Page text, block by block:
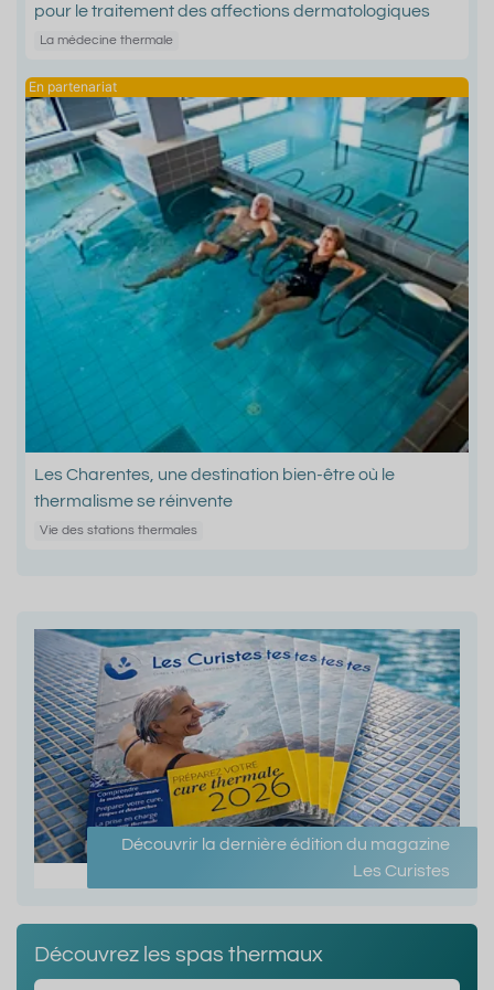
pour le traitement des affections dermatologiques
La médecine thermale
Les Charentes, une destination bien-être où le
thermalisme se réinvente
Vie des stations thermales
Découvrir la dernière édition du magazine
Les Curistes
Découvrez les spas thermaux